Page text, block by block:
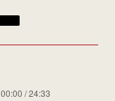
00:00 / 24:33